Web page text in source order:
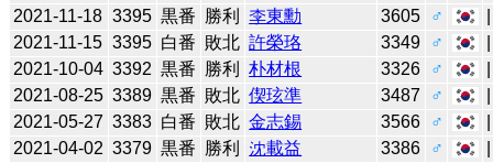
2021-11-18 3395 黒番 勝利 李東勳 3605 ♂
2021-11-15 3395 白番 敗北 許榮珞 3349 ♂
2021-10-04 3392 黒番 勝利 朴材根 3326 ♂
2021-08-25 3389 黒番 敗北 偰玹準 3487 ♂
2021-05-27 3383 白番 敗北 金志錫 3566 ♂
2021-04-02 3379 黒番 勝利 沈載益 3386 ♂